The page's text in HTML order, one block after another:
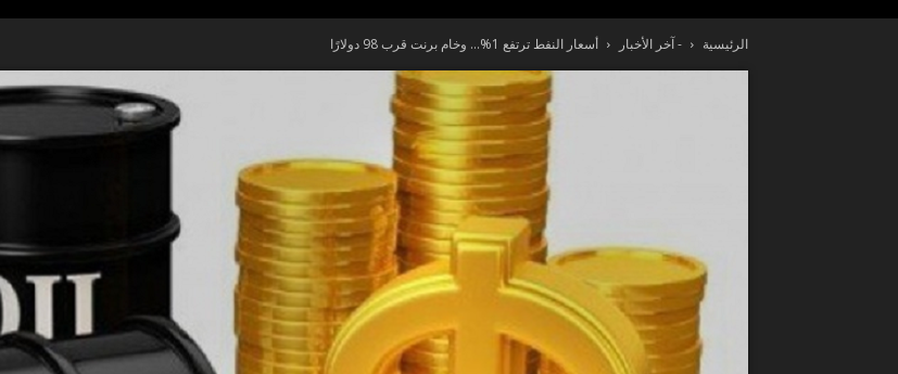
Tribune
بالعربي
الرئيسية - آخر الأخبار أسعار النفط ترتفع 1%… وخام برنت قرب 98 دولارًا